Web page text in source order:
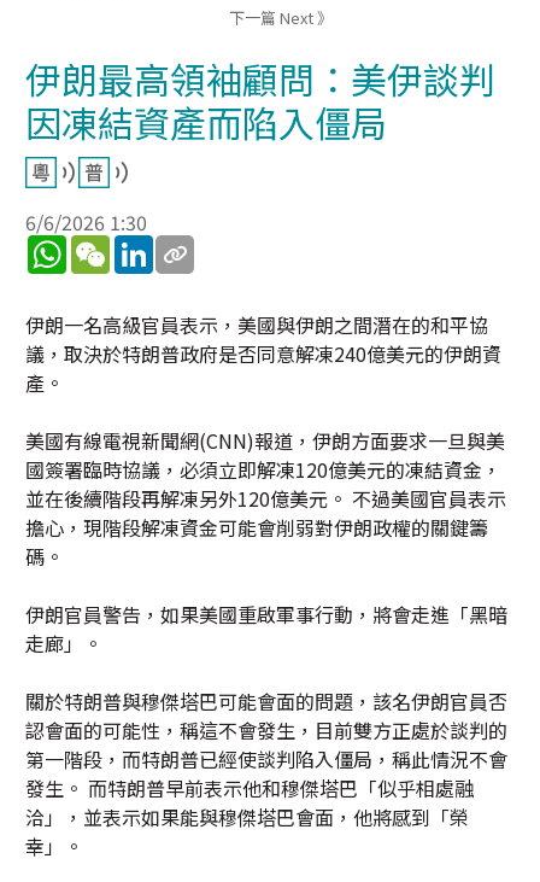
下一篇 Next 》
伊朗最高領袖顧問：美伊談判
因凍結資產而陷入僵局
6/6/2026 1:30
WhatsApp
WeChatLinkedIn
伊朗一名高級官員表示，美國與伊朗之間潛在的和平協
議，取決於特朗普政府是否同意解凍240億美元的伊朗資
產。
美國有線電視新聞網(CNN)報道，伊朗方面要求一旦與美
國簽署臨時協議，必須立即解凍120億美元的凍結資金，
並在後續階段再解凍另外120億美元。 不過美國官員表示
擔心，現階段解凍資金可能會削弱對伊朗政權的關鍵籌
碼。
伊朗官員警告，如果美國重啟軍事行動，將會走進「黑暗
走廊」。
關於特朗普與穆傑塔巴可能會面的問題，該名伊朗官員否
認會面的可能性，稱這不會發生，目前雙方正處於談判的
第一階段，而特朗普已經使談判陷入僵局，稱此情況不會
發生。 而特朗普早前表示他和穆傑塔巴「似乎相處融
洽」，並表示如果能與穆傑塔巴會面，他將感到「榮
幸」。